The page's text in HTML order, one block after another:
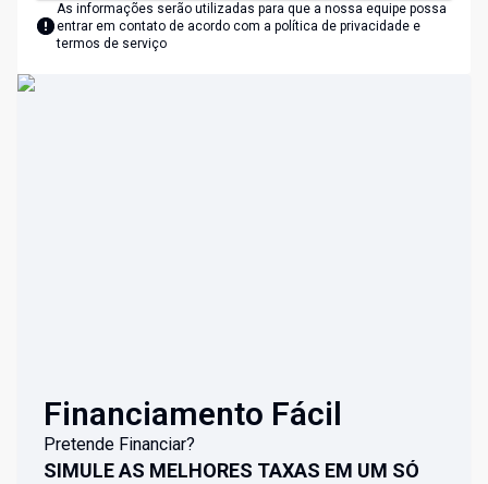
As informações serão utilizadas para que a nossa equipe possa
entrar em contato de acordo com a política de privacidade e
termos de serviço
Financiamento Fácil
Pretende Financiar?
SIMULE AS MELHORES TAXAS EM UM SÓ